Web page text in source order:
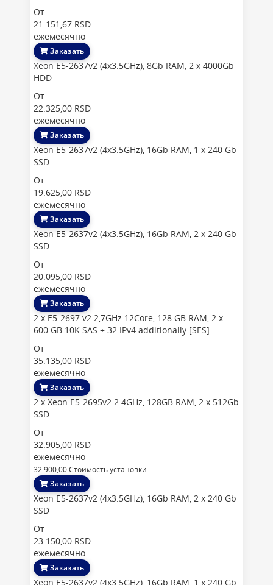
От
21.151,67 RSD
ежемесячно
Заказать
Xeon E5-2637v2 (4x3.5GHz), 8Gb RAM, 2 x 4000Gb
HDD
От
22.325,00 RSD
ежемесячно
Заказать
Xeon E5-2637v2 (4x3.5GHz), 16Gb RAM, 1 x 240 Gb
SSD
От
19.625,00 RSD
ежемесячно
Заказать
Xeon E5-2637v2 (4x3.5GHz), 16Gb RAM, 2 x 240 Gb
SSD
От
20.095,00 RSD
ежемесячно
Заказать
2 x E5-2697 v2 2,7GHz 12Core, 128 GB RAM, 2 x
600 GB 10K SAS + 32 IPv4 additionally [SES]
От
35.135,00 RSD
ежемесячно
Заказать
2 x Xeon E5-2695v2 2.4GHz, 128GB RAM, 2 x 512Gb
SSD
От
32.905,00 RSD
ежемесячно
32.900,00 Стоимость установки
Заказать
Xeon E5-2637v2 (4x3.5GHz), 16Gb RAM, 2 x 240 Gb
SSD
От
23.150,00 RSD
ежемесячно
Заказать
Xeon E5-2637v2 (4x3.5GHz), 16Gb RAM, 1 x 240 Gb